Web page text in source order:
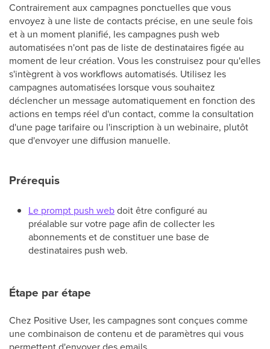
Contrairement aux campagnes ponctuelles que vous
envoyez à une liste de contacts précise, en une seule fois
et à un moment planifié, les campagnes push web
automatisées n'ont pas de liste de destinataires figée au
moment de leur création. Vous les construisez pour qu'elles
s'intègrent à vos workflows automatisés. Utilisez les
campagnes automatisées lorsque vous souhaitez
déclencher un message automatiquement en fonction des
actions en temps réel d'un contact, comme la consultation
d'une page tarifaire ou l'inscription à un webinaire, plutôt
que d'envoyer une diffusion manuelle.
Prérequis
Le prompt push webdoit être configuré au
préalable sur votre page afin de collecter les
abonnements et de constituer une base de
destinataires push web.
Étape par étape
Chez Positive User, les campagnes sont conçues comme
une combinaison de contenu et de paramètres qui vous